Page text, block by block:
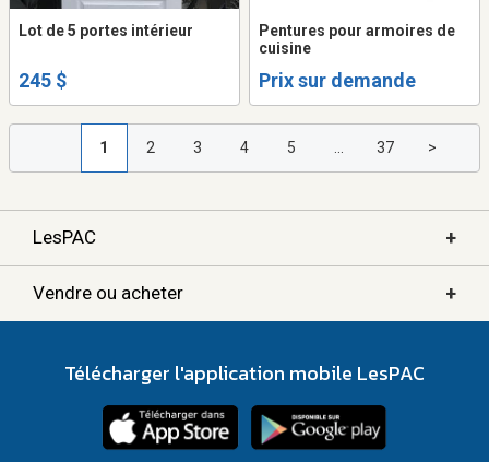
Lot de 5 portes intérieur
245 $
Pentures pour armoires de
cuisine
Prix sur demande
1 2 3 4 5 ... 37 >
LesPAC +
Vendre ou acheter +
Télécharger l'application mobile LesPAC